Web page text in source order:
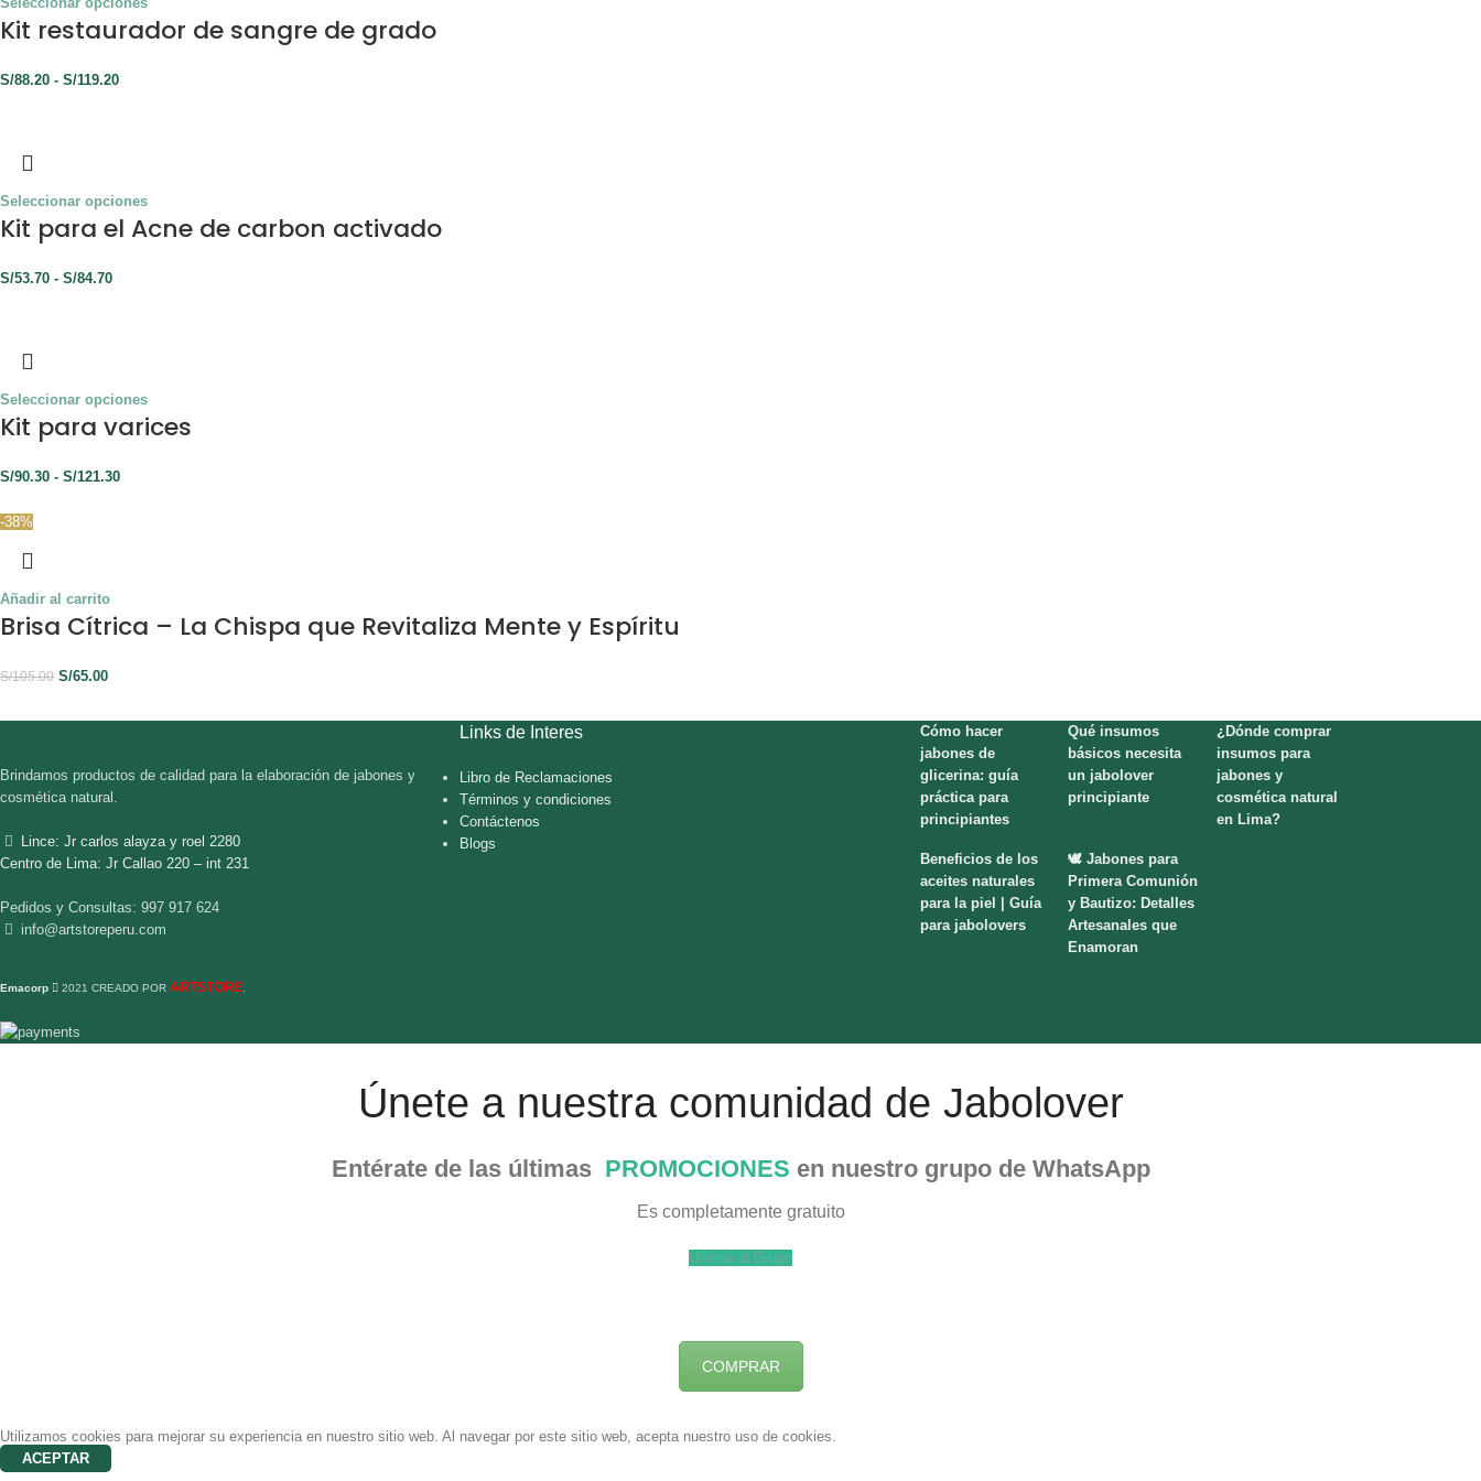
Kit restaurador de sangre de grado
S/88.20 - S/119.20
Seleccionar opciones
Kit para el Acne de carbon activado
S/53.70 - S/84.70
Seleccionar opciones
Kit para varices
S/90.30 - S/121.30
-38%
Añadir al carrito
Brisa Cítrica – La Chispa que Revitaliza Mente y Espíritu
S/105.00 S/65.00
Brindamos productos de calidad para la elaboración de jabones y
cosmética natural.
Lince: Jr carlos alayza y roel 2280
Centro de Lima: Jr Callao 220 – int 231
Pedidos y Consultas: 997 917 624
info@artstoreperu.com
Links de Interes
Libro de Reclamaciones
Términos y condiciones
Contáctenos
Blogs
Cómo hacer
jabones de
glicerina: guía
práctica para
principiantes
Qué insumos
básicos necesita
un jabolover
principiante
¿Dónde comprar
insumos para
jabones y
cosmética natural
en Lima?
Beneficios de los
aceites naturales
para la piel | Guía
para jabolovers
🕊️ Jabones para
Primera Comunión
y Bautizo: Detalles
Artesanales que
Enamoran
Emacorp 2021 CREADO POR ARTSTORE
Únete a nuestra comunidad de Jabolover
Entérate de las últimas PROMOCIONES en nuestro grupo de WhatsApp
Es completamente gratuito
Unirme al Grupo
COMPRAR
Utilizamos cookies para mejorar su experiencia en nuestro sitio web. Al navegar por este sitio web, acepta nuestro uso de cookies.
ACEPTAR